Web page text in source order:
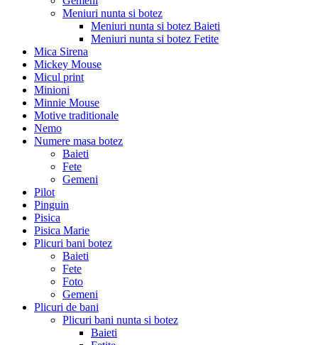
Meniuri nunta si botez
Meniuri nunta si botez Baieti
Meniuri nunta si botez Fetite
Mica Sirena
Mickey Mouse
Micul print
Minioni
Minnie Mouse
Motive traditionale
Nemo
Numere masa botez
Baieti
Fete
Gemeni
Pilot
Pinguin
Pisica
Pisica Marie
Plicuri bani botez
Baieti
Fete
Foto
Gemeni
Plicuri de bani
Plicuri bani nunta si botez
Baieti